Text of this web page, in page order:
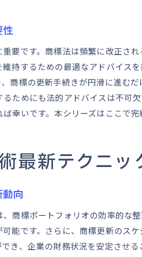
商標更新の効果的な予算配分手法
マーケットトレンドを踏まえた
更新リスクを低減するためのタ
商標更新スケジュールの柔軟な調
商標の価値を最大化するための戦略
競合分析に基づく商標ポートフ
グローバル市場への対応を見据
商標価値の持続的向上を目指す
性
要です。商標法は頻繁に改正さ
持するための最適なアドバイス
商標の更新手続きが円滑に進む
ためにも法的アドバイスは不可
幸いです。本シリーズはここで
最新テクニッ
向
商標ポートフォリオの効率的な
能です。さらに、商標更新のス
き、企業の財務状況を安定させ